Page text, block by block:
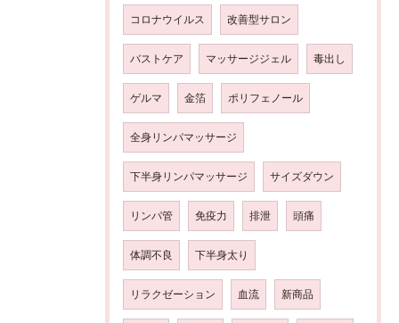
コロナウイルス 改善型サロン
バストケア マッサージジェル 毒出し
ゲルマ 金箔 ポリフェノール
全身リンパマッサージ
下半身リンパマッサージ サイズダウン
リンパ管 免疫力 排泄 頭痛
体調不良 下半身太り
リラクゼーション 血流 新商品